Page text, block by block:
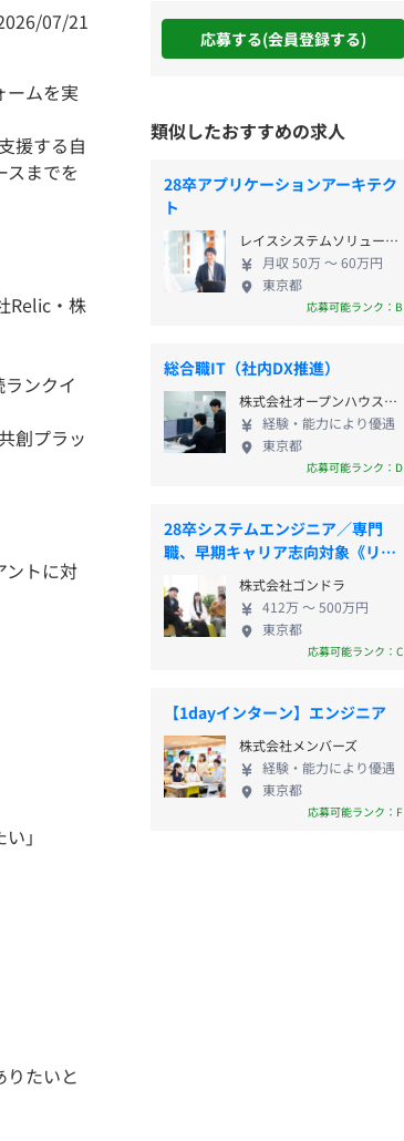
07/21
ームを実
援する自
までを
Relic・株
ンクイ
創プラッ
ントに対
」
りたいと
応募する(会員登録する)
類似したおすすめの求人
28卒アプリケーションアーキテク
ト
レイスシステムソリューションズ株式会社（レイスグループ）
月収 50万 〜 60万円
東京都
応募可能ランク：B
総合職IT（社内DX推進）
株式会社オープンハウスグループ
経験・能力により優遇
東京都
応募可能ランク：D
28卒システムエンジニア／専門
職、早期キャリア志向対象《リフ
株式会社ゴンドラ
412万 〜 500万円
東京都
応募可能ランク：C
【1dayインターン】エンジニア
株式会社メンバーズ
経験・能力により優遇
東京都
応募可能ランク：F